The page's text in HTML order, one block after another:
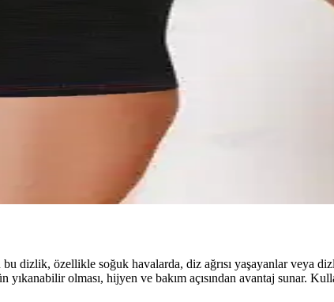
Malzeme, Dayanıklılık ve Kullanıcı Deneyimleri
geri bildirimleriyle detaylı analiz edilerek, doğru seçim
Dizlik Özellikleri ve Karşılaştırması Özellikleri
Dizlik arasındaki farkları ısı tutma, destek/stabilizasyon,
Konfor ve Kullanım Özellikleri
özellikler ve kullanıcı geri bildirimleriyle detaylı
dizlik, özellikle soğuk havalarda, diz ağrısı yaşayanlar veya
yıkanabilir olması, hijyen ve bakım açısından avantaj sunar.